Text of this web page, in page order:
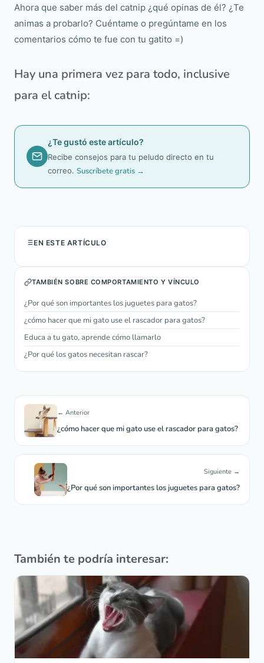
Ahora que saber más del catnip ¿qué opinas de él? ¿Te
animas a probarlo? Cuéntame o pregúntame en los
comentarios cómo te fue con tu gatito =)
Hay una primera vez para todo, inclusive
para el catnip:
¿Te gustó este artículo?
Recibe consejos para tu peludo directo en tu
correo. Suscríbete gratis →
EN ESTE ARTÍCULO
TAMBIÉN SOBRE COMPORTAMIENTO Y VÍNCULO
¿Por qué son importantes los juguetes para gatos?
¿cómo hacer que mi gato use el rascador para gatos?
Educa a tu gato, aprende cómo llamarlo
¿Por qué los gatos necesitan rascar?
← Anterior
¿cómo hacer que mi gato use el rascador para gatos?
Siguiente →
¿Por qué son importantes los juguetes para gatos?
También te podría interesar: